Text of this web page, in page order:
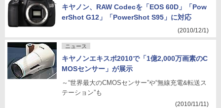
キヤノン、RAW Codecを「EOS 60D」「Pow
erShot G12」「PowerShot S95」に対応
(2010/12/1)
ニュース
キヤノンエキスポ2010で「1億2,000万画素のC
MOSセンサー」が展示
～“世界最大のCMOSセンサー”や“無線充電&転送ス
テーション”も
(2010/11/11)